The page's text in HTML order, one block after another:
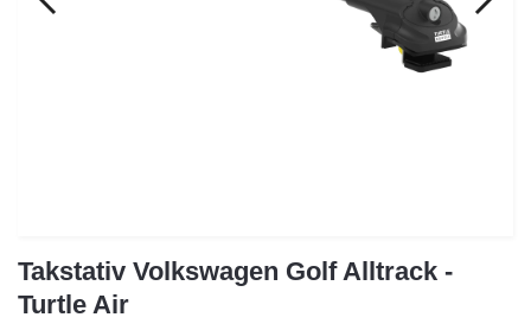
Takstativ Volkswagen Golf Alltrack -
Turtle Air